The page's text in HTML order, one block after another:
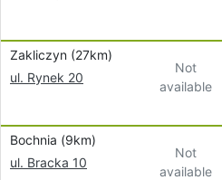
Zakliczyn (27km)
ul. Rynek 20
Not
available
Bochnia (9km)
ul. Bracka 10
Not
available